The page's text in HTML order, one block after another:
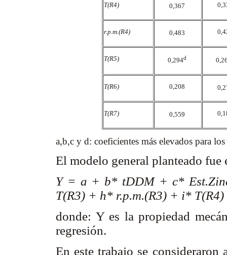
T(R4) 0,367
r.p.m.(R4) 0,483
T(R5) 0,294d
T(R6) 0,208
T(R7) 0,559
a,b,c y d: coeficientes más elevados para
El modelo general planteado
Y = a + b* tDDM + c*
T(R3) + h* r.p.m.(R3) + i*
donde: Y es la propiedad
regresión.
En este trabajo se consideraron